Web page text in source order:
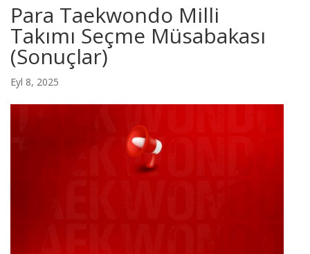
Para Taekwondo Milli
Takımı Seçme Müsabakası
(Sonuçlar)
Eyl 8, 2025